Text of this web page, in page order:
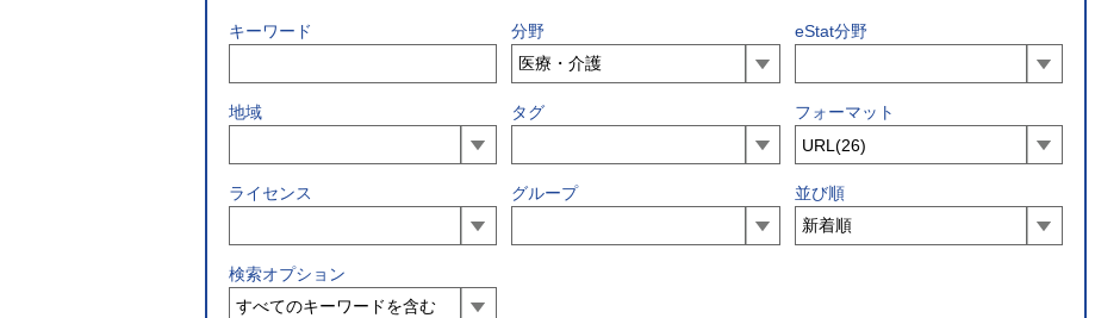
キーワード 分野 eStat分野
地域 タグ フォーマット
ライセンス グループ 並び順
検索オプション